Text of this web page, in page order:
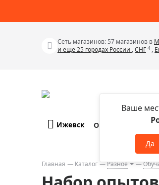
Сеть магазинов: 57 магазинов в
и еще 25 городах России ,СНГ 4 ,
Телескопы
Бинокли
Ижевск
Ваше
Да
О компании
Главная Каталог Разное